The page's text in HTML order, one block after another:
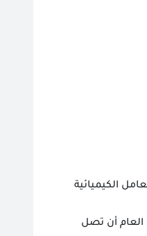
الكيميائية
لهذا العام أن تصل